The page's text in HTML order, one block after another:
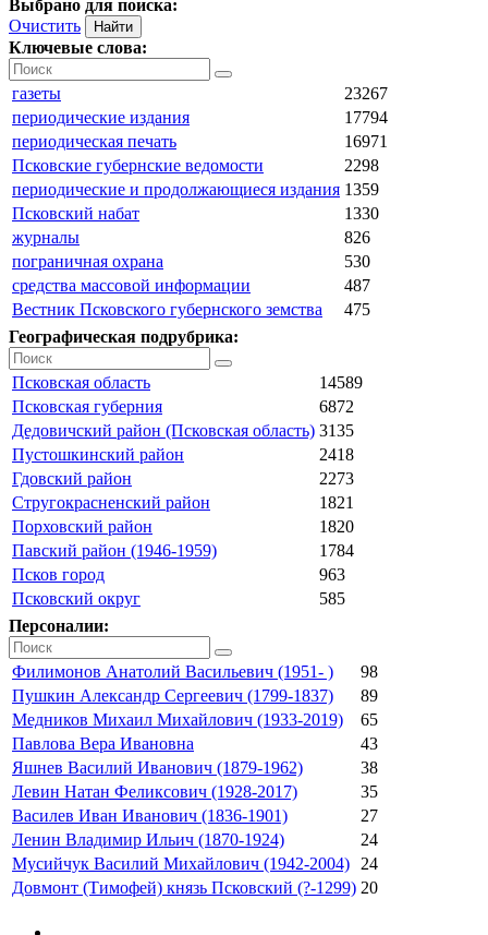
Выбрано для поиска:
Очистить
Ключевые слова:
газеты
23267
периодические издания
17794
периодическая печать
16971
Псковские губернские ведомости
2298
периодические и продолжающиеся издания 1359
Псковский набат
1330
журналы
826
пограничная охрана
530
средства массовой информации
487
Вестник Псковского губернского земства
475
Географическая подрубрика:
Псковская область
14589
Псковская губерния
6872
Дедовичский район (Псковская область) 3135
Пустошкинский район
2418
Гдовский район
2273
Стругокрасненский район
1821
Порховский район
1820
Павский район (1946-1959)
1784
Псков город
963
Псковский округ
585
Персоналии:
Филимонов Анатолий Васильевич (1951- )
98
Пушкин Александр Сергеевич (1799-1837)
89
Медников Михаил Михайлович (1933-2019)
65
Павлова Вера Ивановна
43
Яшнев Василий Иванович (1879-1962)
38
Левин Натан Феликсович (1928-2017)
35
Василев Иван Иванович (1836-1901)
27
Ленин Владимир Ильич (1870-1924)
24
Мусийчук Василий Михайлович (1942-2004)
24
Довмонт (Тимофей) князь Псковский (?-1299) 20